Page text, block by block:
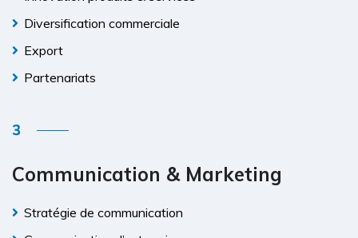
Diversification commerciale
Export
Partenariats
Communication & Marketing
Stratégie de communication